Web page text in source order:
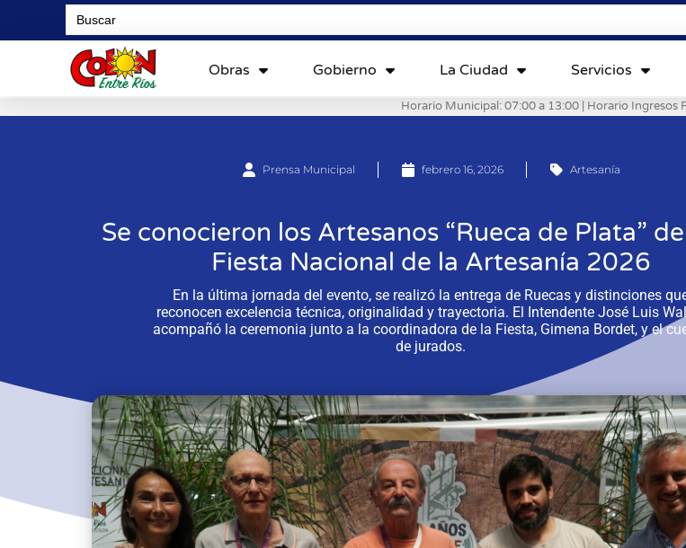
Search
for:
Obras Gobierno La Ciudad Servicios
Horario Municipal: 07:00 a 13:00 | Horario Ingresos
Prensa Municipal febrero 16, 2026 Artesanía
Se conocieron los Artesanos “Rueca de Plata”
Fiesta Nacional de la Artesanía 2026
En la última jornada del evento, se realizó la entrega de Ruecas y distinciones
reconocen excelencia técnica, originalidad y trayectoria. El Intendente José Luis
acompañó la ceremonia junto a la coordinadora de la Fiesta, Gimena Bordet, y el
de jurados.